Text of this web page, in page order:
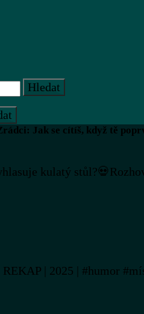
Jak se cítíš, když tě
kulatý
| 2025 | #humor